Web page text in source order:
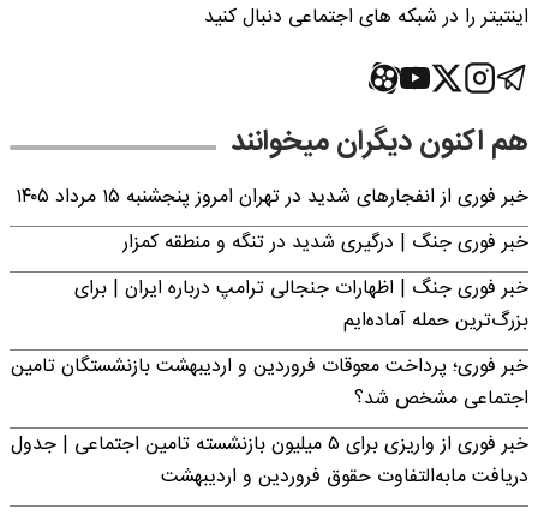
در شبکه های اجتماعی دنبال کنید
دیگران میخوانند
شدید در تهران امروز پنجشنبه ۱۵ مرداد ۱۴۰۵
| درگیری شدید در تنگه و منطقه کمزار
| اظهارات جنجالی ترامپ درباره ایران | برای
آماده‌ایم
پرداخت معوقات فروردین و اردیبهشت بازنشستگان تامین
مشخص شد؟
خبر فوری از واریزی برای ۵ میلیون‌ بازنشسته تامین اجتماعی | جدول
حقوق فروردین و اردیبهشت